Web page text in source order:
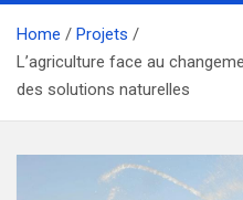
Home
Projets
L’agriculture face au
des solutions naturelles